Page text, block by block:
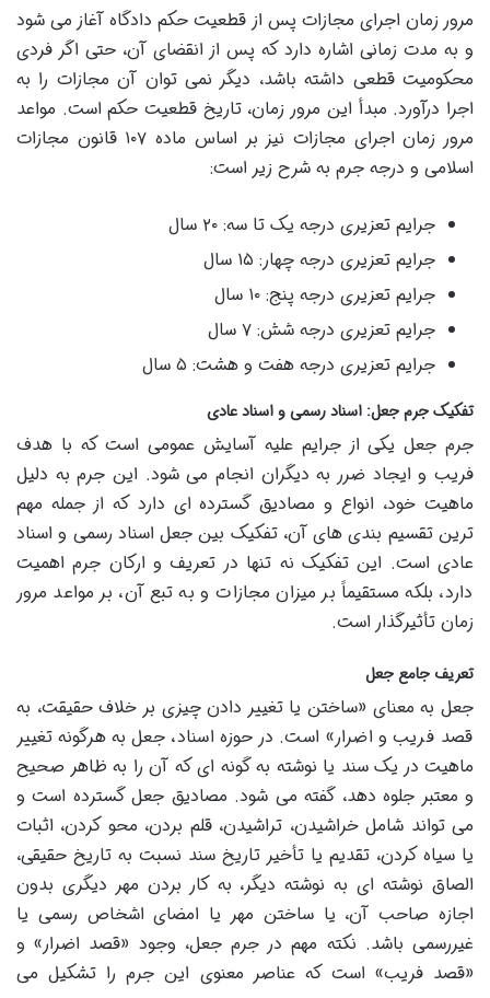
مرور زمان اجرای مجازات پس از قطعیت حکم دادگاه آغاز می شود
و به مدت زمانی اشاره دارد که پس از انقضای آن، حتی اگر فردی
محکومیت قطعی داشته باشد، دیگر نمی توان آن مجازات را به
اجرا درآورد. مبدأ این مرور زمان، تاریخ قطعیت حکم است. مواعد
مرور زمان اجرای مجازات نیز بر اساس ماده ۱۰۷ قانون مجازات
اسلامی و درجه جرم به شرح زیر است:
جرایم تعزیری درجه یک تا سه: ۲۰ سال
جرایم تعزیری درجه چهار: ۱۵ سال
جرایم تعزیری درجه پنج: ۱۰ سال
جرایم تعزیری درجه شش: ۷ سال
جرایم تعزیری درجه هفت و هشت: ۵ سال
تفکیک جرم جعل: اسناد رسمی و اسناد عادی
جرم جعل یکی از جرایم علیه آسایش عمومی است که با هدف
فریب و ایجاد ضرر به دیگران انجام می شود. این جرم به دلیل
ماهیت خود، انواع و مصادیق گسترده ای دارد که از جمله مهم
ترین تقسیم بندی های آن، تفکیک بین جعل اسناد رسمی و اسناد
عادی است. این تفکیک نه تنها در تعریف و ارکان جرم اهمیت
دارد، بلکه مستقیماً بر میزان مجازات و به تبع آن، بر مواعد مرور
زمان تأثیرگذار است.
تعریف جامع جعل
جعل به معنای «ساختن یا تغییر دادن چیزی بر خلاف حقیقت، به
قصد فریب و اضرار» است. در حوزه اسناد، جعل به هرگونه تغییر
ماهیت در یک سند یا نوشته به گونه ای که آن را به ظاهر صحیح
و معتبر جلوه دهد، گفته می شود. مصادیق جعل گسترده است و
می تواند شامل خراشیدن، تراشیدن، قلم بردن، محو کردن، اثبات
یا سیاه کردن، تقدیم یا تأخیر تاریخ سند نسبت به تاریخ حقیقی،
الصاق نوشته ای به نوشته دیگر، به کار بردن مهر دیگری بدون
اجازه صاحب آن، یا ساختن مهر یا امضای اشخاص رسمی یا
غیررسمی باشد. نکته مهم در جرم جعل، وجود «قصد اضرار» و
«قصد فریب» است که عناصر معنوی این جرم را تشکیل می